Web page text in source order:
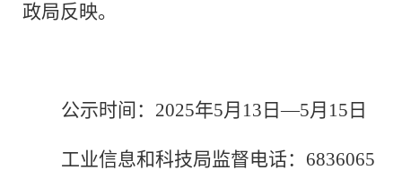
政局反映。
公示时间： 2025年5月 13 日—5月 15 日
工业信息和科技局监督电话： 6836065